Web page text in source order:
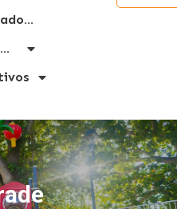
Ejercitadores
Señalamiento